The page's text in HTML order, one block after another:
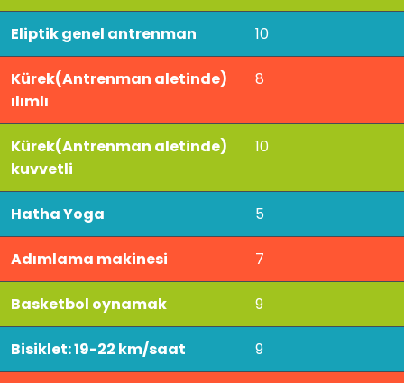
Eliptik genel antrenman 10
Kürek(Antrenman aletinde)
ılımlı
8
Kürek(Antrenman aletinde)
kuvvetli
10
Hatha Yoga 5
Adımlama makinesi 7
Basketbol oynamak 9
Bisiklet: 19-22 km/saat 9